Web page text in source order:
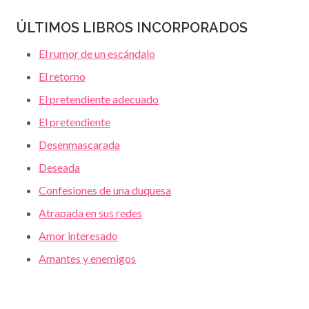
ÚLTIMOS LIBROS INCORPORADOS
El rumor de un escándalo
El retorno
El pretendiente adecuado
El pretendiente
Desenmascarada
Deseada
Confesiones de una duquesa
Atrapada en sus redes
Amor interesado
Amantes y enemigos